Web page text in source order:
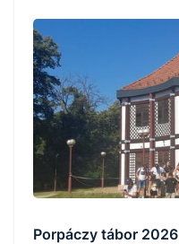
Porpáczy tábor 2026